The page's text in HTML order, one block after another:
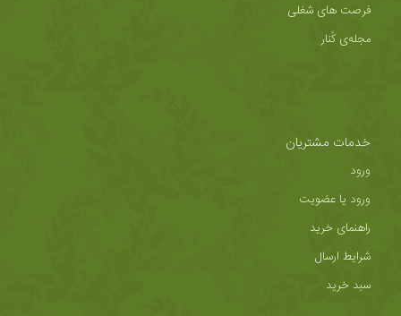
فرصت های شغلی
مجله‌ی کُنار
خدمات مشتریان
ورود
ورود یا عضویت
راهنمای خرید
شرایط ارسال
سبد خرید